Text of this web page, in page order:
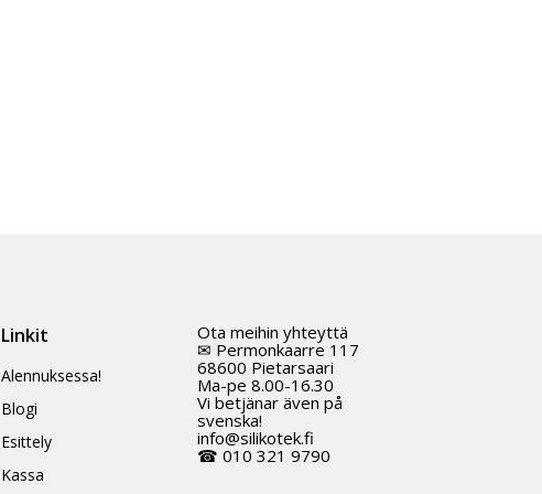
Linkit
Alennuksessa!
Blogi
Esittely
Kassa
Ota meihin yhteyttä
✉ Permonkaarre 117
68600 Pietarsaari
Ma-pe 8.00-16.30
Vi betjänar även på
svenska!
info@silikotek.fi
☎ 010 321 9790